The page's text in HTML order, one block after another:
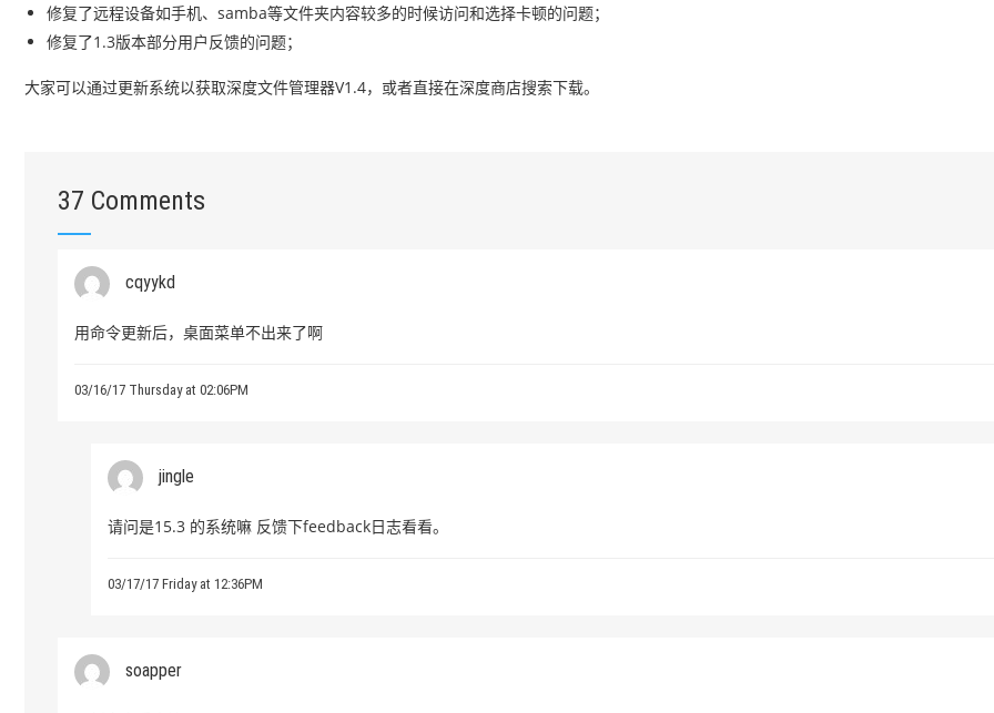
修复了远程设备如手机、samba等文件夹内容较多的时候访问和选择卡顿的问题；
修复了1.3版本部分用户反馈的问题；
大家可以通过更新系统以获取深度文件管理器V1.4，或者直接在深度商店搜索下载。
37 Comments
cqyykd
用命令更新后，桌面菜单不出来了啊
03/16/17 Thursday at 02:06PM
jingle
请问是15.3 的系统嘛 反馈下feedback日志看看。
03/17/17 Friday at 12:36PM
soapper